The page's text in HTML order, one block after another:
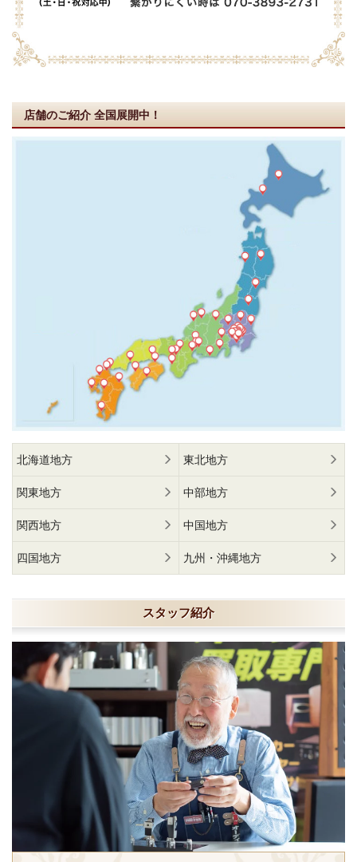
店舗のご紹介 全国展開中！
北海道地方 東北地方
関東地方 中部地方
関西地方 中国地方
四国地方 九州・沖縄地方
スタッフ紹介